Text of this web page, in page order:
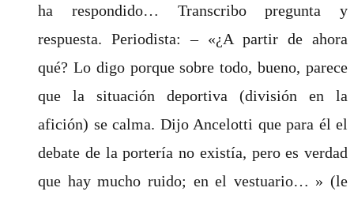
ha respondido… Transcribo pregunta y
respuesta. Periodista: – «¿A partir de ahora
qué? Lo digo porque sobre todo, bueno, parece
que la situación deportiva (división en la
afición) se calma. Dijo Ancelotti que para él el
debate de la portería no existía, pero es verdad
que hay mucho ruido; en el vestuario… » (le